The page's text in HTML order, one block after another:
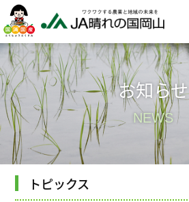
お知らせ
NEWS
トピックス